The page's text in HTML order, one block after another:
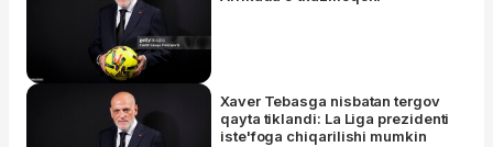
Xaver Tebasga nisbatan tergov
qayta tiklandi: La Liga prezidenti
iste'foga chiqarilishi mumkin